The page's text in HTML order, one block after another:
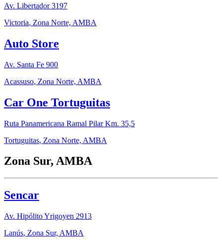
Av. Libertador 3197
Victoria, Zona Norte, AMBA
Auto Store
Av. Santa Fe 900
Acassuso, Zona Norte, AMBA
Car One Tortuguitas
Ruta Panamericana Ramal Pilar Km. 35,5
Tortuguitas, Zona Norte, AMBA
Zona Sur, AMBA
Sencar
Av. Hipólito Yrigoyen 2913
Lanús, Zona Sur, AMBA